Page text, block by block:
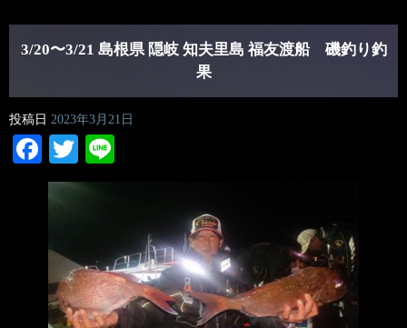
3/20〜3/21 島根県 隠岐 知夫里島 福友渡船 磯釣り釣
果
投稿日 2023年3月21日
Facebook
Twitter